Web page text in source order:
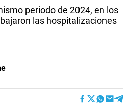
periodo de 2024, en los
las hospitalizaciones